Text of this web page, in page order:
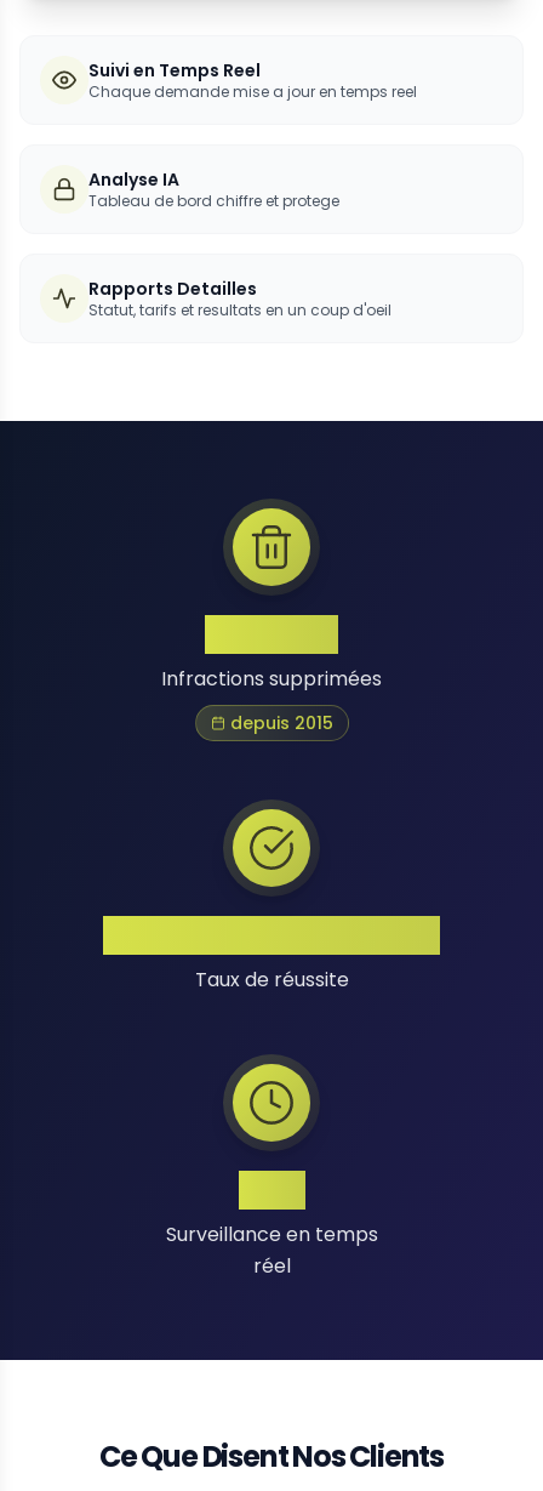
Suivi en Temps Reel
Chaque demande mise a jour en temps reel
Analyse IA
Tableau de bord chiffre et protege
Rapports Detailles
Statut, tarifs et resultats en un coup d'oeil
Infractions supprimées
depuis 2015
Taux de réussite
Surveillance en temps
réel
Ce Que Disent Nos Clients